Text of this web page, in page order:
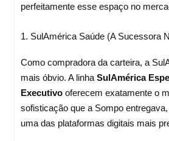
perfeitamente esse espaço no
1. SulAmérica Saúde (A Sucessora
Como compradora da carteira, a
mais óbvio. A linha SulAmérica
Executivooferecem exatamente o
sofisticação que a Sompo
uma das plataformas digitais mais